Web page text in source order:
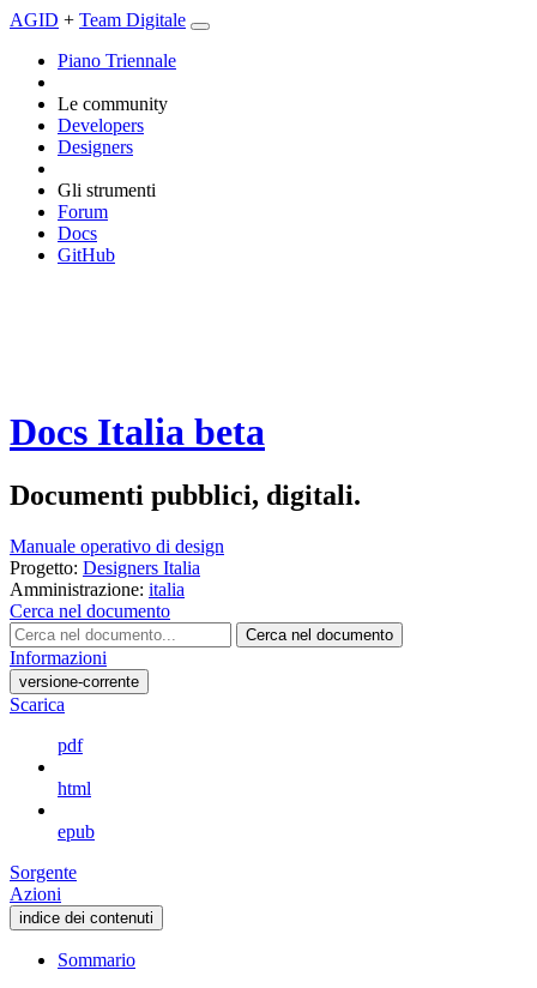
AGID + Team Digitale
Piano Triennale
Le community
Developers
Designers
Gli strumenti
Forum
Docs
GitHub
Docs Italia beta
Documenti pubblici, digitali.
Manuale operativo di design
Progetto: Designers Italia
Amministrazione: italia
Cerca nel documento
Cerca nel documento
Informazioni
versione-corrente
Scarica
pdf
html
epub
Sorgente
Azioni
indice dei contenuti
Sommario